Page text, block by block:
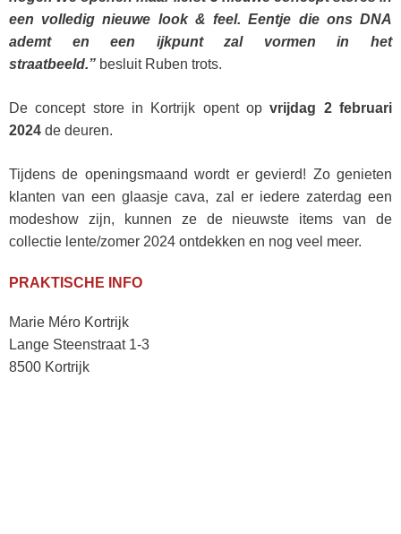
een volledig nieuwe look & feel. Eentje die ons DNA
ademt en een ijkpunt zal vormen in het
straatbeeld.” besluit Ruben trots.
De concept store in Kortrijk opent opvrijdag 2 februari
2024 de deuren.
​Tijdens de openingsmaand wordt er gevierd! Zo genieten
klanten van een glaasje cava, zal er iedere zaterdag een
modeshow zijn, kunnen ze de nieuwste items van de
collectie lente/zomer 2024 ontdekken en nog veel meer.
PRAKTISCHE INFO
Marie Méro Kortrijk
​Lange Steenstraat 1-3
​8500 Kortrijk